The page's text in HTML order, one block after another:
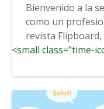
Bienvenido a la
como un
revista
<small class="time-